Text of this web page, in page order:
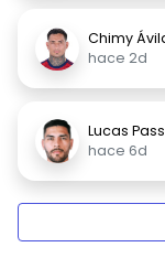
Chimy
hace 2d
Lucas
hace 6d